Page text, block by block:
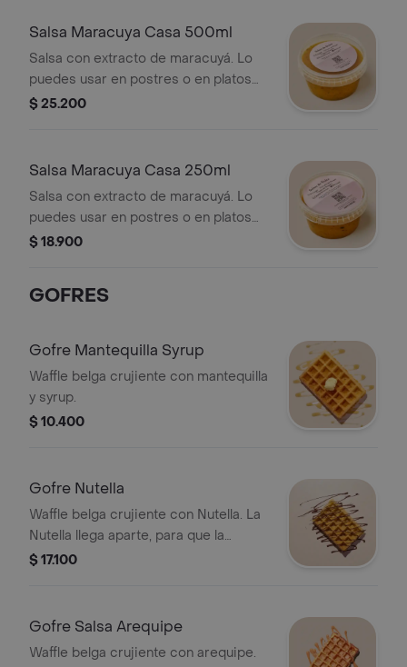
Salsa Maracuya Casa 500ml
Salsa con extracto de maracuyá. Lo
puedes usar en postres o en platos
agridulces. Porciones sugeridas 3
$ 25.200
Salsa Maracuya Casa 250ml
Salsa con extracto de maracuyá. Lo
puedes usar en postres o en platos
agridulces. Porciones sugeridas 1.5
$ 18.900
GOFRES
Gofre Mantequilla Syrup
Waffle belga crujiente con mantequilla
y syrup.
$ 10.400
Gofre Nutella
Waffle belga crujiente con Nutella. La
Nutella llega aparte, para que la
pongas a tu gusto.
$ 17.100
Gofre Salsa Arequipe
Waffle belga crujiente con arequipe.